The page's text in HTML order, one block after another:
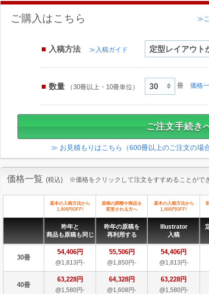
ご購入はこちら ≫ご
入稿方法 ≫入稿ガイド
数量 （30冊以上・10冊単位） 冊 価格
≫ お見積もりはこちら（600冊以上のご注文の場
価格一覧 (税込) ※価格をクリックして注文をすすめることがで
基本の入稿方法から
1,000円OFF!
原稿の調整や商品を
変更される方へ
基本の入稿方法から
1,000円OFF!
昨年と
商品も原稿も同じ
昨年の原稿を
再利用する
Illustrator
入稿
30冊
54,406円
@1,813円-
55,506円
@1,850円-
54,406円
@1,813円-
40冊
63,228円
@1,580円-
64,328円
@1,608円-
63,228円
@1,580円-